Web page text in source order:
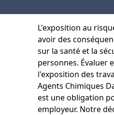
L'exposition au
avoir des
sur la santé et la
personnes. Évaluer
l'exposition des
Agents Chimiques
est une obligation
employeur. Notre